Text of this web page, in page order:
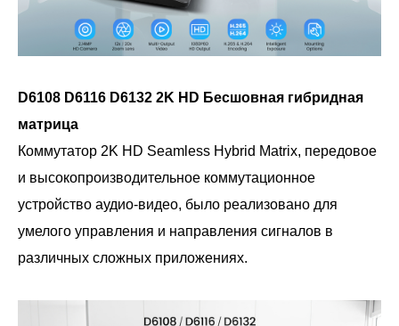
D6108 D6116 D6132 2K HD Бесшовная гибридная
матрица
Коммутатор 2K HD Seamless Hybrid Matrix, передовое
и высокопроизводительное коммутационное
устройство аудио-видео, было реализовано для
умелого управления и направления сигналов в
различных сложных приложениях.